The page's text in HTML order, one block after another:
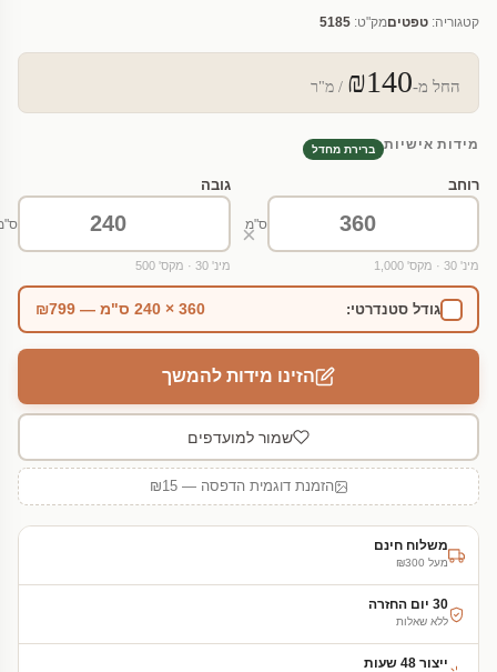
קטגוריה: טפטיםמק"ט: 5185
החל מ-₪140 / מ"ר
מידות אישיות ברירת מחדל
רוחב
ס"מ
מינ' 30 · מקס' 1,000
×
גובה
מינ' 30 · מקס' 500
גודל סטנדרטי: 360 × 240 ס"מ — ₪799
הזינו מידות להמשך
שמור למועדפים
הזמנת דוגמית הדפסה — ₪15
משלוח חינם
מעל ₪300
30 יום החזרה
ללא שאלות
ייצור 48 שעות